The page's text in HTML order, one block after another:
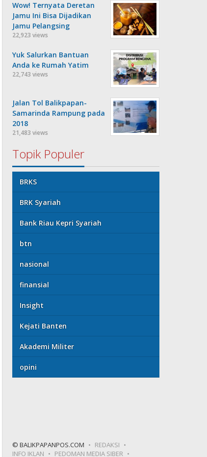
Wow! Ternyata Deretan
Jamu Ini Bisa Dijadikan
Jamu Pelangsing
22,923 views
Yuk Salurkan Bantuan
Anda ke Rumah Yatim
22,743 views
Jalan Tol Balikpapan-
Samarinda Rampung pada
2018
21,483 views
Topik Populer
BRKS
BRK Syariah
Bank Riau Kepri Syariah
btn
nasional
finansial
Insight
Kejati Banten
Akademi Militer
opini
© BALIKPAPANPOS.COM
REDAKSI
INFO IKLAN
PEDOMAN MEDIA SIBER